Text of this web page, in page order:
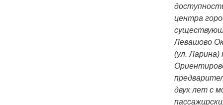
центра
Левашово
(ул.
двух лет с